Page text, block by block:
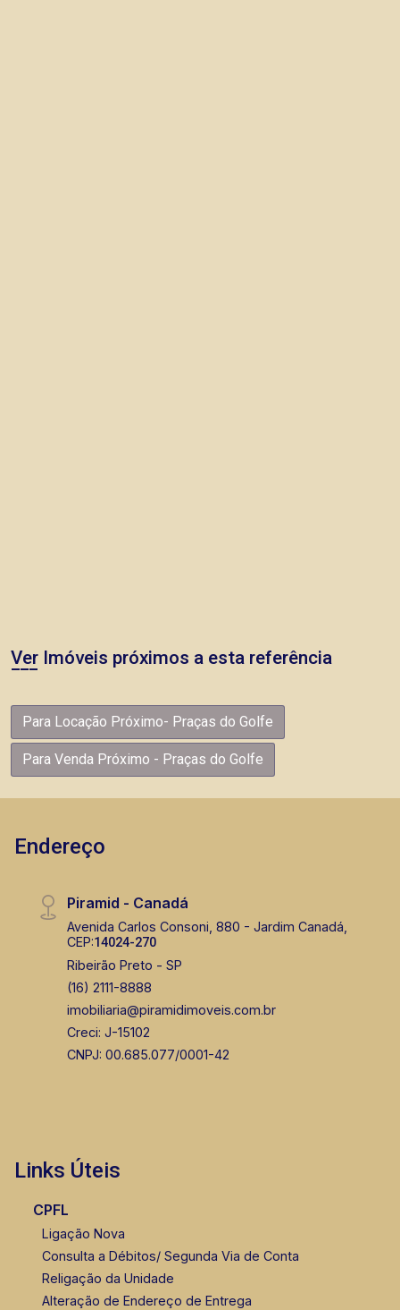
Ver Imóveis próximos a esta referência
Para Locação Próximo- Praças do Golfe
Para Venda Próximo - Praças do Golfe
Endereço
Piramid - Canadá
Avenida Carlos Consoni, 880 - Jardim Canadá,
CEP:14024-270
Ribeirão Preto - SP
(16) 2111-8888
imobiliaria@piramidimoveis.com.br
Creci: J-15102
CNPJ: 00.685.077/0001-42
Links Úteis
CPFL
Ligação Nova
Consulta a Débitos/ Segunda Via de Conta
Religação da Unidade
Alteração de Endereço de Entrega